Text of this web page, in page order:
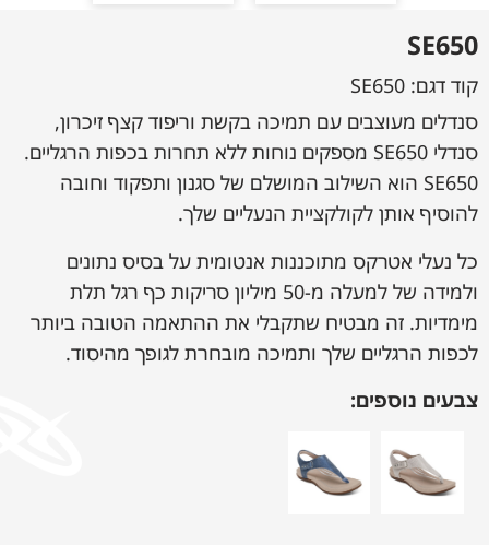
SE650
קוד דגם: SE650
סנדלים מעוצבים עם תמיכה בקשת וריפוד קצף זיכרון,
סנדלי SE650 מספקים נוחות ללא תחרות בכפות הרגליים.
SE650 הוא השילוב המושלם של סגנון ותפקוד וחובה
להוסיף אותן לקולקציית הנעליים שלך.
כל נעלי אטרקס מתוכננות אנטומית על בסיס נתונים
ולמידה של למעלה מ-50 מיליון סריקות כף רגל תלת
מימדיות. זה מבטיח שתקבלי את ההתאמה הטובה ביותר
לכפות הרגליים שלך ותמיכה מובחרת לגופך מהיסוד.
צבעים נוספים: